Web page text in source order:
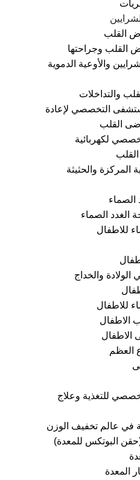
القلب
القلب وجراحتها
والأوعية الدموية
والتداخلات
التخصصي لإعادة
القلب
لكهربائية
المركزة والحثيثة
الصماء
الغدد الصماء
للاطفال
والخداج
للاطفال
الاطفال
الاطفال
العظم
للتغذية وعلاج
في عالم تخفيف الوزن
البوتكس للمعدة)
المعدة